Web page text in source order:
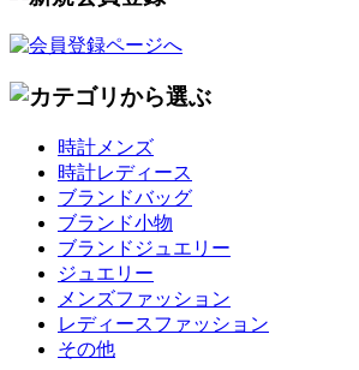
時計メンズ
時計レディース
ブランドバッグ
ブランド小物
ブランドジュエリー
ジュエリー
メンズファッション
レディースファッション
その他